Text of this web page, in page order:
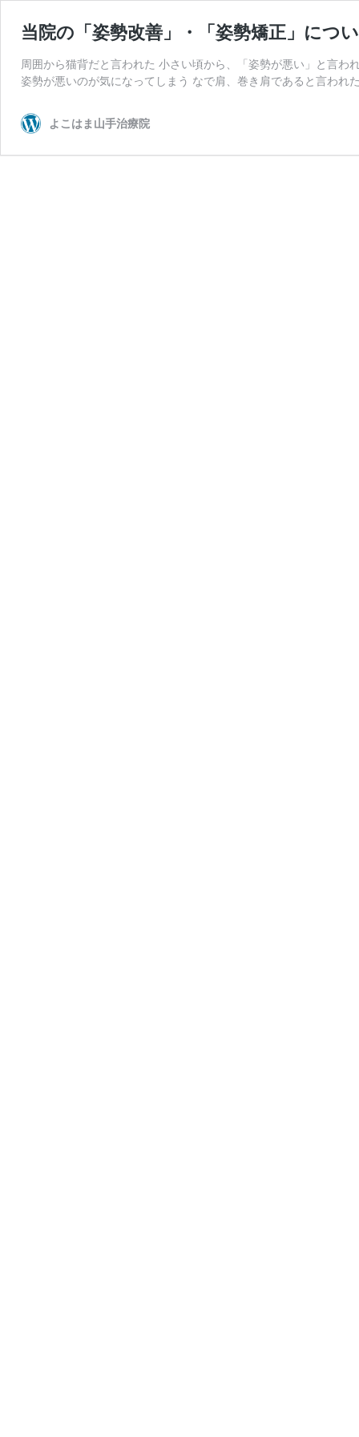
当院の「姿勢改善」・「姿勢矯正」につ
周囲から猫背だと言われた 小さい頃から、「姿勢が悪い」と言
姿勢が悪いのが気になってしまう なで肩、巻き肩であると言わ
よこはま山手治療院